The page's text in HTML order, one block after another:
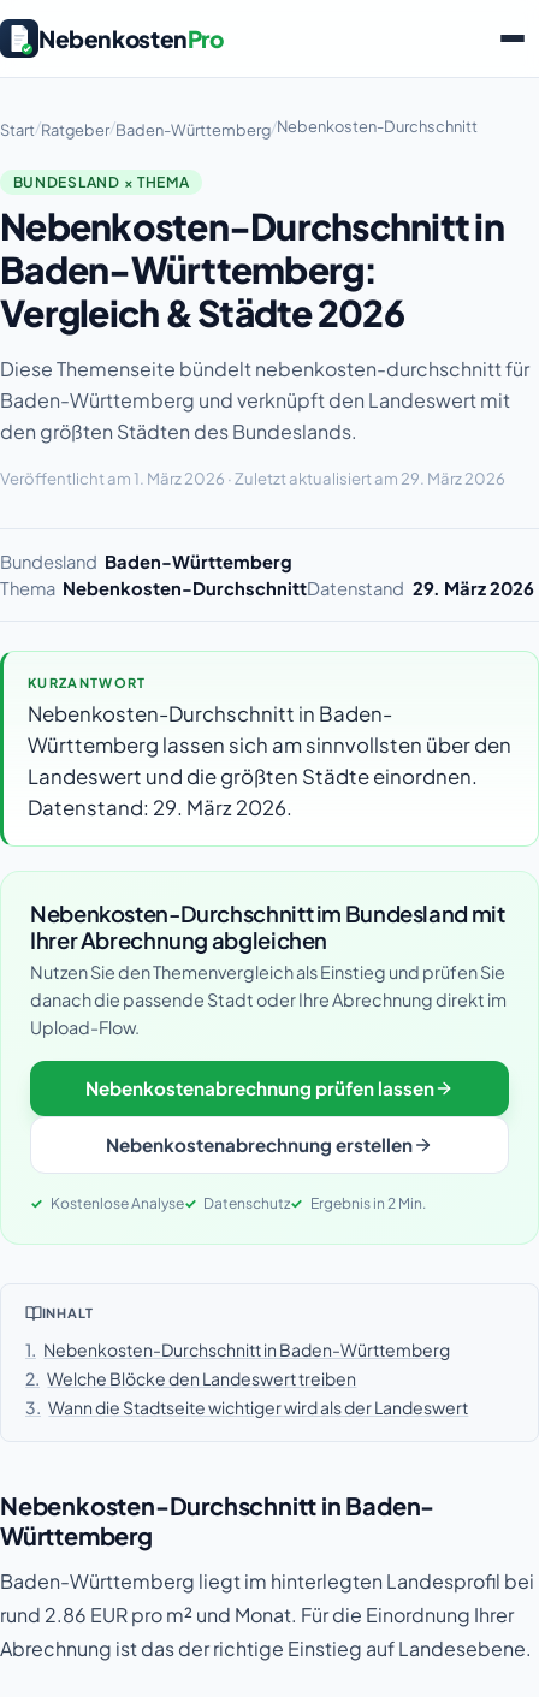
NebenkostenPro
Start/Ratgeber/Baden-Württemberg/Nebenkosten-Durchschnitt
BUNDESLAND × THEMA
Nebenkosten-Durchschnitt in
Baden-Württemberg:
Vergleich & Städte 2026
Diese Themenseite bündelt nebenkosten-durchschnitt für
Baden-Württemberg und verknüpft den Landeswert mit
den größten Städten des Bundeslands.
Veröffentlicht am 1. März 2026 · Zuletzt aktualisiert am 29. März 2026
Bundesland Baden-Württemberg
Thema Nebenkosten-DurchschnittDatenstand 29. März 2026
KURZANTWORT
Nebenkosten-Durchschnitt in Baden-
Württemberg lassen sich am sinnvollsten über den
Landeswert und die größten Städte einordnen.
Datenstand: 29. März 2026.
Nebenkosten-Durchschnitt im Bundesland mit
Ihrer Abrechnung abgleichen
Nutzen Sie den Themenvergleich als Einstieg und prüfen Sie
danach die passende Stadt oder Ihre Abrechnung direkt im
Upload-Flow.
Nebenkostenabrechnung prüfen lassen
Nebenkostenabrechnung erstellen
Kostenlose Analyse Datenschutz Ergebnis in 2 Min.
INHALT
1.
Nebenkosten-Durchschnitt in Baden-Württemberg
2. Welche Blöcke den Landeswert treiben
3.
Wann die Stadtseite wichtiger wird als der Landeswert
Nebenkosten-Durchschnitt in Baden-
Württemberg
Baden-Württemberg liegt im hinterlegten Landesprofil bei
rund 2.86 EUR pro m² und Monat. Für die Einordnung Ihrer
Abrechnung ist das der richtige Einstieg auf Landesebene.